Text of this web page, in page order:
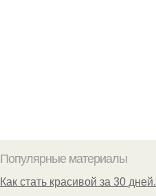
Популярные материалы
Как стать красивой за 30 дней.